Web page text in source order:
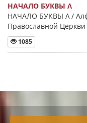
НАЧАЛО БУКВЫ Λ
НАЧАЛО БУКВЫ Λ /
Православной
1085